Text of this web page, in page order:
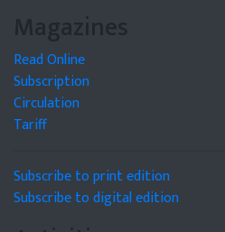
Magazines
Read Online
Subscription
Circulation
Tariff
Subscribe to print edition
Subscribe to digital edition